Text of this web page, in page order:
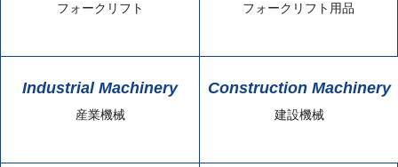
フォークリフト フォークリフト用品
Industrial Machinery
産業機械
Construction Machinery
建設機械